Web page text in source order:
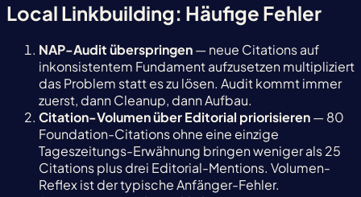
Local Linkbuilding: Häufige Fehler
NAP-Audit überspringen— neue Citations auf
inkonsistentem Fundament aufzusetzen multipliziert
das Problem statt es zu lösen. Audit kommt immer
zuerst, dann Cleanup, dann Aufbau.
Citation-Volumen über Editorial priorisieren— 80
Foundation-Citations ohne eine einzige
Tageszeitungs-Erwähnung bringen weniger als 25
Citations plus drei Editorial-Mentions. Volumen-
Reflex ist der typische Anfänger-Fehler.